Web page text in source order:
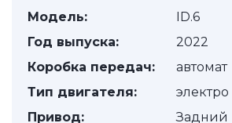
Модель:
ID.6
Год выпуска:
2022
Коробка передач:
автомат
Тип двигателя:
электро
Привод:
Задний